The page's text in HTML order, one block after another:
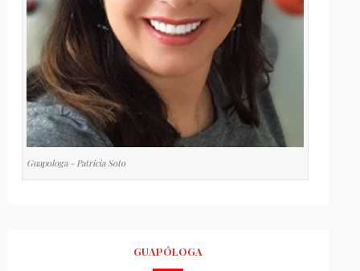
Guapologa - Patricia Soto
GUAPÓLOGA